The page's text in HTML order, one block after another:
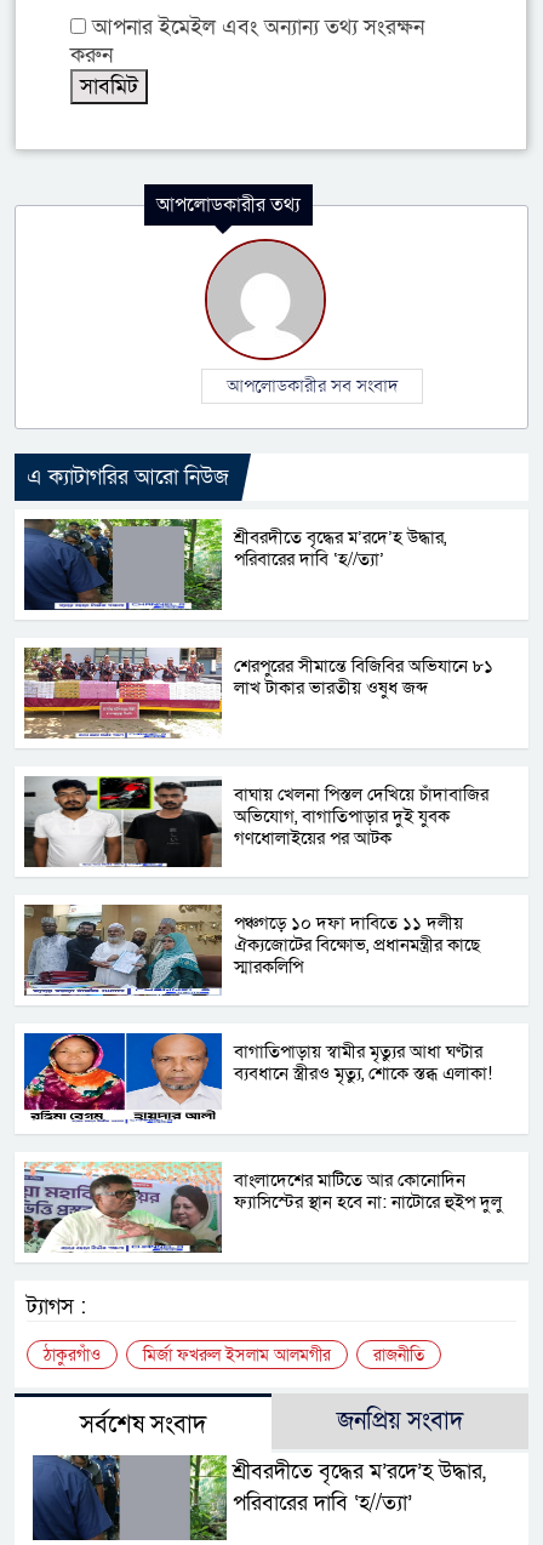
আপনার ইমেইল এবং অন্যান্য তথ্য সংরক্ষন
করুন
আপলোডকারীর তথ্য
আপলোডকারীর সব সংবাদ
এ ক্যাটাগরির আরো নিউজ
শ্রীবরদীতে বৃদ্ধের ম’রদে’হ উদ্ধার,
পরিবারের দাবি ‘হ//ত্যা’
শেরপুরের সীমান্তে বিজিবির অভিযানে ৮১
লাখ টাকার ভারতীয় ওষুধ জব্দ
বাঘায় খেলনা পিস্তল দেখিয়ে চাঁদাবাজির
অভিযোগ, বাগাতিপাড়ার দুই যুবক
গণধোলাইয়ের পর আটক
পঞ্চগড়ে ১০ দফা দাবিতে ১১ দলীয়
ঐক্যজোটের বিক্ষোভ, প্রধানমন্ত্রীর কাছে
স্মারকলিপি
বাগাতিপাড়ায় স্বামীর মৃত্যুর আধা ঘণ্টার
ব্যবধানে স্ত্রীরও মৃত্যু, শোকে স্তব্ধ এলাকা!
বাংলাদেশের মাটিতে আর কোনোদিন
ফ্যাসিস্টের স্থান হবে না: নাটোরে হুইপ দুলু
ট্যাগস :
ঠাকুরগাঁও মির্জা ফখরুল ইসলাম আলমগীর রাজনীতি
সর্বশেষ সংবাদ জনপ্রিয় সংবাদ
শ্রীবরদীতে বৃদ্ধের ম’রদে’হ উদ্ধার,
পরিবারের দাবি ‘হ//ত্যা’